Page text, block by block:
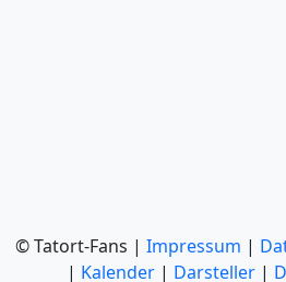
© Tatort-Fans | Impressum |
| Kalender | Darsteller |